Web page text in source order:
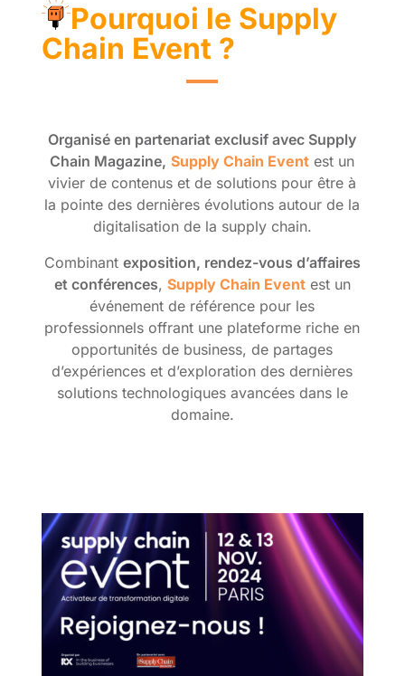
Pourquoi le Supply
Chain Event ?
Organisé en partenariat exclusif avec Supply
Chain Magazine, Supply Chain Event est un
vivier de contenus et de solutions pour être à
la pointe des dernières évolutions autour de la
digitalisation de la supply chain.
Combinant exposition, rendez-vous d’affaires
et conférences, Supply Chain Eventest un
événement de référence pour les
professionnels offrant une plateforme riche en
opportunités de business, de partages
d’expériences et d’exploration des dernières
solutions technologiques avancées dans le
domaine.